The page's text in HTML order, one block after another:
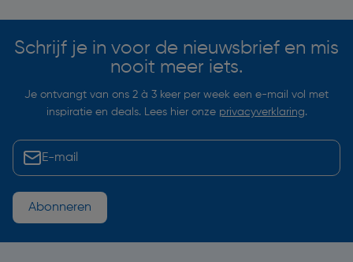
Schrijf je in voor de nieuwsbrief en mis
nooit meer iets.
Je ontvangt van ons 2 à 3 keer per week een e-mail vol met
inspiratie en deals. Lees hier onze privacyverklaring.
Abonneren